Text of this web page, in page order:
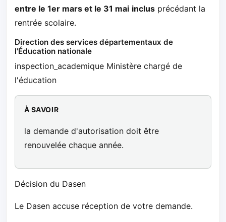
entre le 1er mars et le 31 mai inclus précédant la
rentrée scolaire.
Direction des services départementaux de
l'Éducation nationale
inspection_academique Ministère chargé de
l'éducation
À SAVOIR
la demande d'autorisation doit être
renouvelée chaque année.
Décision du Dasen
Le Dasen accuse réception de votre demande.